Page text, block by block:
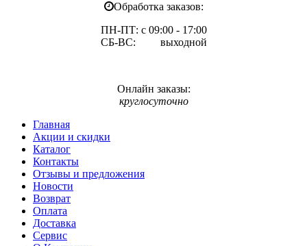
Обработка заказов:
ПН-ПТ: с 09:00 - 17:00
СБ-ВС: выходной
Онлайн заказы:
круглосуточно
Главная
Акции и скидки
Каталог
Контакты
Отзывы и предложения
Новости
Возврат
Оплата
Доставка
Сервис